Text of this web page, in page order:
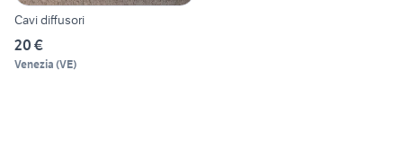
Cavi diffusori
20 €
Venezia (VE)